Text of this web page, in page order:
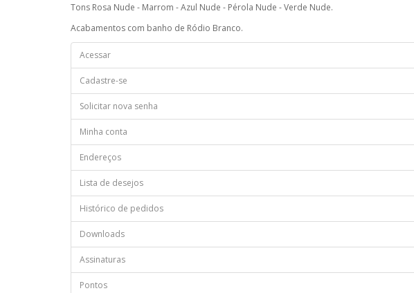
Tons Rosa Nude - Marrom - Azul Nude - Pérola Nude - Verde Nude.
Acabamentos com banho de Ródio Branco.
Acessar
Cadastre-se
Solicitar nova senha
Minha conta
Endereços
Lista de desejos
Histórico de pedidos
Downloads
Assinaturas
Pontos